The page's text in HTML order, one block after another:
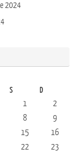
2024
S D
1
2
8
9
15
16
22
23